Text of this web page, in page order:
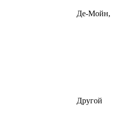
Де-Мойн,
Другой